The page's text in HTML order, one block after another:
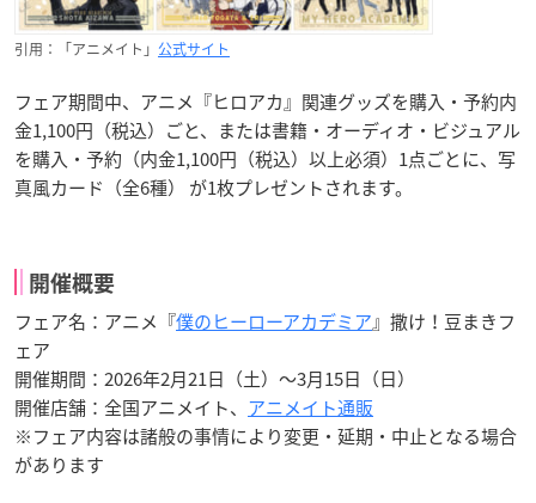
引用：「アニメイト」 公式サイト
フェア期間中、アニメ『ヒロアカ』関連グッズを購入・予約内
金1,100円（税込）ごと、または書籍・オーディオ・ビジュアル
を購入・予約（内金1,100円（税込）以上必須）1点ごとに、写
真風カード（全6種） が1枚プレゼントされます。
開催概要
フェア名：アニメ『僕のヒーローアカデミア』撒け！豆まきフ
ェア
開催期間：2026年2月21日（土）～3月15日（日）
開催店舗：全国アニメイト、 アニメイト通販
※フェア内容は諸般の事情により変更・延期・中止となる場合
があります